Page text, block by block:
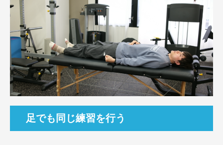
足でも同じ練習を行う